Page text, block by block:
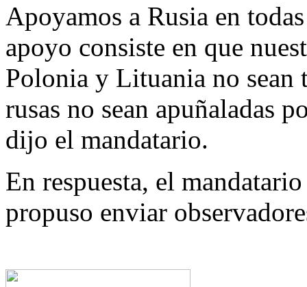
Apoyamos a Rusia en
apoyo consiste en que
Polonia y Lituania no sean
ru­sas no sean apuñaladas
dijo el mandatario.
En respuesta, el
propuso enviar